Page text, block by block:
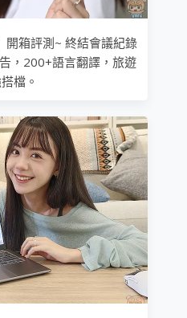
開箱評測~ 終結會議紀錄
，200+語言翻譯，旅遊
檔。